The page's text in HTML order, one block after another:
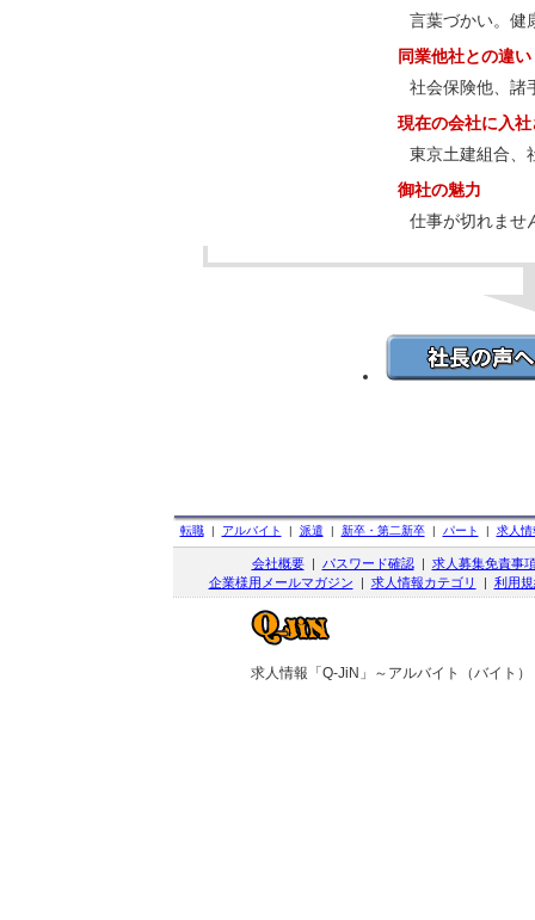
言葉づかい。健
同業他社との違い
社会保険他、諸
現在の会社に入
東京土建組合、
御社の魅力
仕事が切れませ
転職| アルバイト | 派遣 | 新卒・第二新卒| パート | 求人情
会社概要| パスワード確認| 求人募集免責事
企業様用メールマガジン | 求人情報カテゴリ | 利用
求人情報「Q-JiN」～アルバイト（バイト